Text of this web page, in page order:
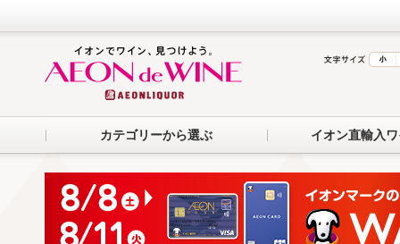
カテゴリーから選ぶ イオン直輸入